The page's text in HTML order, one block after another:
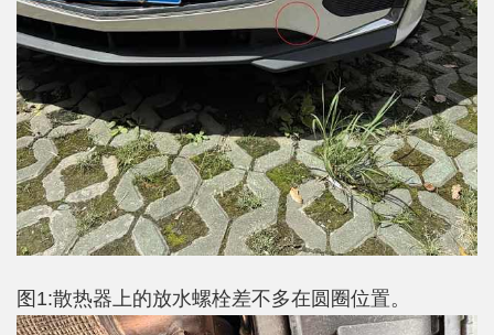
图1:散热器上的放水螺栓差不多在圆圈位置。